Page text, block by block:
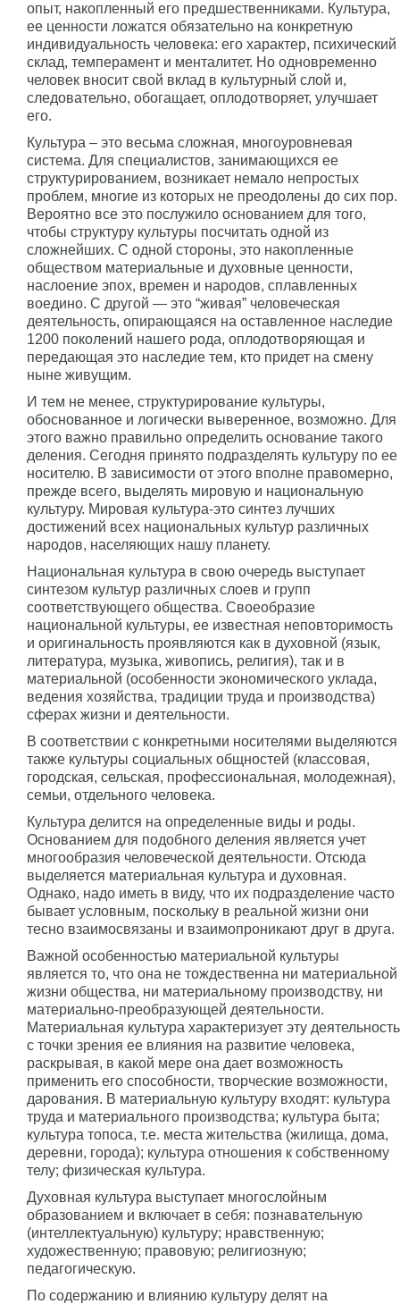
опыт, накопленный его предшественниками. Культура,
ее ценности ложатся обязательно на конкретную
индивидуальность человека: его характер, психический
склад, темперамент и менталитет. Но одновременно
человек вносит свой вклад в культурный слой и,
следовательно, обогащает, оплодотворяет, улучшает
его.
Культура – это весьма сложная, многоуровневая
система. Для специалистов, занимающихся ее
структурированием, возникает немало непростых
проблем, многие из которых не преодолены до сих пор.
Вероятно все это послужило основанием для того,
чтобы структуру культуры посчитать одной из
сложнейших. С одной стороны, это накопленные
обществом материальные и духовные ценности,
наслоение эпох, времен и народов, сплавленных
воедино. С другой — это “живая” человеческая
деятельность, опирающаяся на оставленное наследие
1200 поколений нашего рода, оплодотворяющая и
передающая это наследие тем, кто придет на смену
ныне живущим.
И тем не менее, структурирование культуры,
обоснованное и логически выверенное, возможно. Для
этого важно правильно определить основание такого
деления. Сегодня принято подразделять культуру по ее
носителю. В зависимости от этого вполне правомерно,
прежде всего, выделять мировую и национальную
культуру. Мировая культура-это синтез лучших
достижений всех национальных культур различных
народов, населяющих нашу планету.
Национальная культура в свою очередь выступает
синтезом культур различных слоев и групп
соответствующего общества. Своеобразие
национальной культуры, ее известная неповторимость
и оригинальность проявляются как в духовной (язык,
литература, музыка, живопись, религия), так и в
материальной (особенности экономического уклада,
ведения хозяйства, традиции труда и производства)
сферах жизни и деятельности.
В соответствии с конкретными носителями выделяются
также культуры социальных общностей (классовая,
городская, сельская, профессиональная, молодежная),
семьи, отдельного человека.
Культура делится на определенные виды и роды.
Основанием для подобного деления является учет
многообразия человеческой деятельности. Отсюда
выделяется материальная культура и духовная.
Однако, надо иметь в виду, что их подразделение часто
бывает условным, поскольку в реальной жизни они
тесно взаимосвязаны и взаимопроникают друг в друга.
Важной особенностью материальной культуры
является то, что она не тождественна ни материальной
жизни общества, ни материальному производству, ни
материально-преобразующей деятельности.
Материальная культура характеризует эту деятельность
с точки зрения ее влияния на развитие человека,
раскрывая, в какой мере она дает возможность
применить его способности, творческие возможности,
дарования. В материальную культуру входят: культура
труда и материального производства; культура быта;
культура топоса, т.е. места жительства (жилища, дома,
деревни, города); культура отношения к собственному
телу; физическая культура.
Духовная культура выступает многослойным
образованием и включает в себя: познавательную
(интеллектуальную) культуру; нравственную;
художественную; правовую; религиозную;
педагогическую.
По содержанию и влиянию культуру делят на